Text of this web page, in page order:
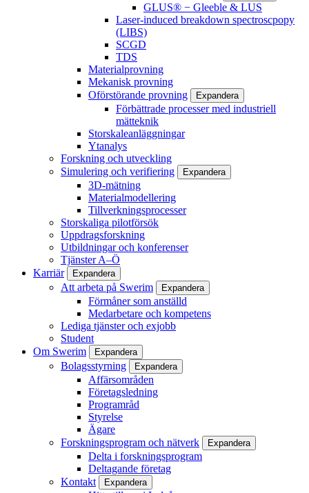
GLUS® − Gleeble & LUS
Laser-induced breakdown spectroscpopy
(LIBS)
SCGD
TDS
Materialprovning
Mekanisk provning
Oförstörande provning
Expandera
Förbättrade processer med industriell
mätteknik
Storskaleanläggningar
Ytanalys
Forskning och utveckling
Simulering och verifiering
Expandera
3D-mätning
Materialmodellering
Tillverkningsprocesser
Storskaliga pilotförsök
Uppdragsforskning
Utbildningar och konferenser
Tjänster A–Ö
Karriär
Expandera
Att arbeta på Swerim Expandera
Förmåner som anställd
Medarbetare och kompetens
Lediga tjänster och exjobb
Student
Om Swerim
Expandera
Bolagsstyrning Expandera
Affärsområden
Företagsledning
Programråd
Styrelse
Ägare
Forskningsprogram och nätverk
Expandera
Delta i forskningsprogram
Deltagande företag
Kontakt
Expandera